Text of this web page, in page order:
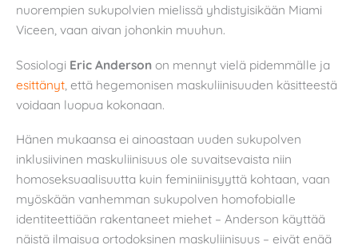
nuorempien sukupolvien mielissä yhdistyisikään Miami
Viceen, vaan aivan johonkin muuhun.
Sosiologi Eric Anderson on mennyt vielä pidemmälle ja
esittänyt , että hegemonisen maskuliinisuuden käsitteestä
voidaan luopua kokonaan.
Hänen mukaansa ei ainoastaan uuden sukupolven
inklusiivinen maskuliinisuus ole suvaitsevaista niin
homoseksuaalisuutta kuin feminiinisyyttä kohtaan, vaan
myöskään vanhemman sukupolven homofobialle
identiteettiään rakentaneet miehet – Anderson käyttää
näistä ilmaisua ortodoksinen maskuliinisuus – eivät enää